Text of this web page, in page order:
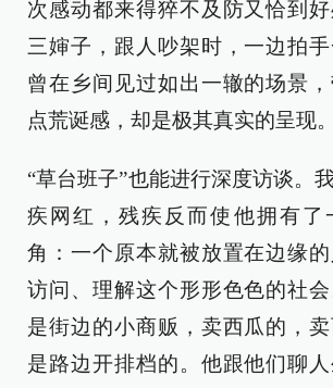
次感动都来得猝不及防又恰到
三婶子，跟人吵架时，一边拍
曾在乡间见过如出一辙的场景
点荒诞感，却是极其真实的呈现。
“草台班子”也能进行深度访谈。
疾网红，残疾反而使他拥有了
角：一个原本就被放置在边缘的
访问、理解这个形形色色的社
是街边的小商贩，卖西瓜的，
是路边开排档的。他跟他们聊